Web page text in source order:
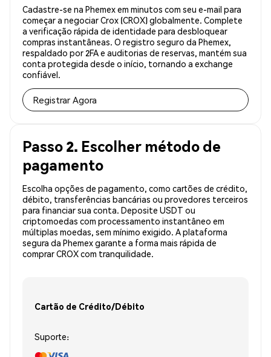
Cadastre-se na Phemex em minutos com seu e-mail para
começar a negociar Crox (CROX) globalmente. Complete
a verificação rápida de identidade para desbloquear
compras instantâneas. O registro seguro da Phemex,
respaldado por 2FA e auditorias de reservas, mantém sua
conta protegida desde o início, tornando a exchange
confiável.
Registrar Agora
Passo 2. Escolher método de
pagamento
Escolha opções de pagamento, como cartões de crédito,
débito, transferências bancárias ou provedores terceiros
para financiar sua conta. Deposite USDT ou
criptomoedas com processamento instantâneo em
múltiplas moedas, sem mínimo exigido. A plataforma
segura da Phemex garante a forma mais rápida de
comprar CROX com tranquilidade.
Cartão de Crédito/Débito
Suporte: